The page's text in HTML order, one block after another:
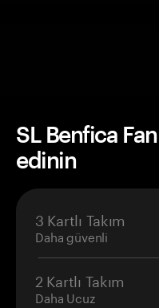
SL Benfica
edinin
3 Kartlı Takım
Daha güvenli
2 Kartlı Takım
Daha Ucuz